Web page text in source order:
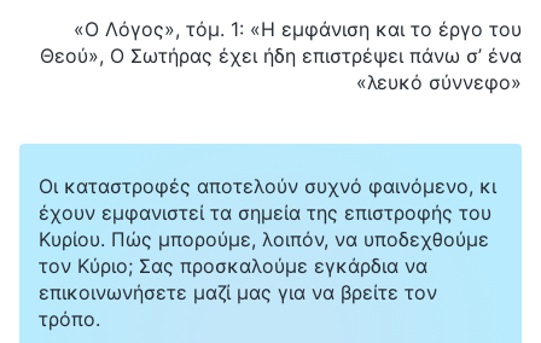
«Ο Λόγος», τόμ. 1: «Η εμφάνιση και το έργο του
Θεού», Ο Σωτήρας έχει ήδη επιστρέψει πάνω σ’ ένα
«λευκό σύννεφο»
Οι καταστροφές αποτελούν συχνό φαινόμενο, κι
έχουν εμφανιστεί τα σημεία της επιστροφής του
Κυρίου. Πώς μπορούμε, λοιπόν, να υποδεχθούμε
τον Κύριο; Σας προσκαλούμε εγκάρδια να
επικοινωνήσετε μαζί μας για να βρείτε τον
τρόπο.